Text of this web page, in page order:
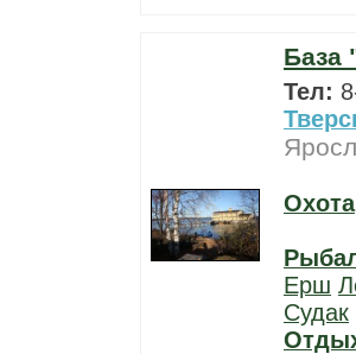
База
Тел:
Охота
Ерш
Судак